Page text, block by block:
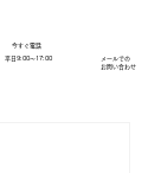
今すぐ電話
​平日9:00～17:00
メールでの
​お問い合わせ